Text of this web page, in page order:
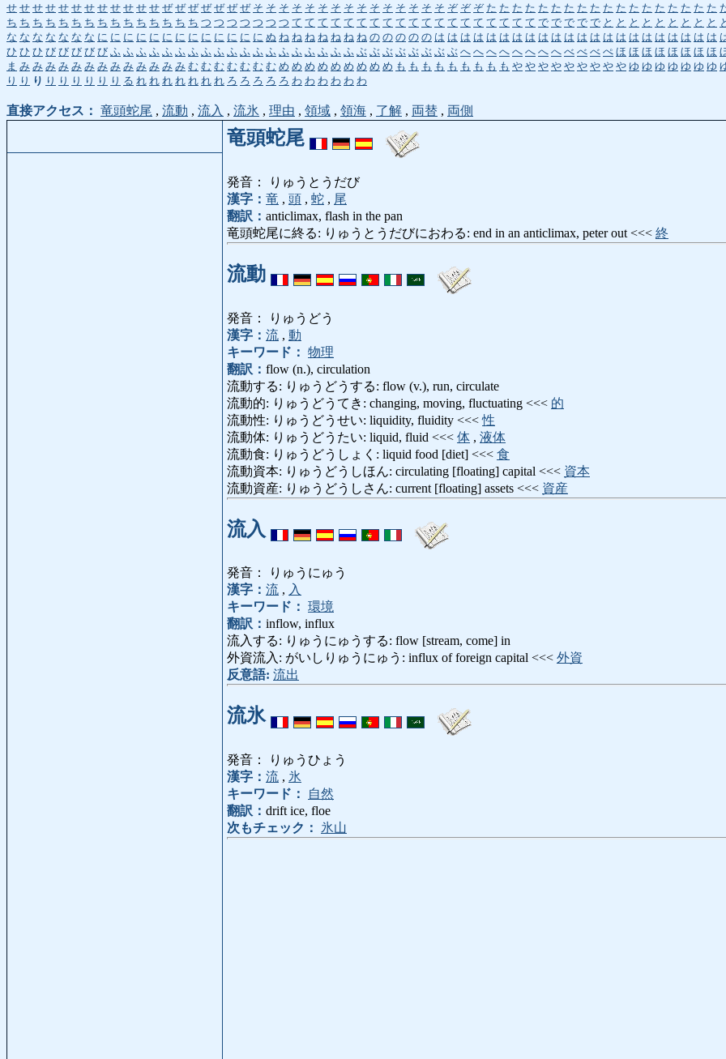
せ せ せ せ せ せ せ せ せ せ せ せ ぜ ぜ ぜ ぜ ぜ ぜ ぜ そ そ そ そ そ そ そ そ そ そ そ そ そ そ そ ぞ ぞ ぞ た た た た た た た た た た た た た た た た た た
ち ち ち ち ち ち ち ち ち ち ち ち ち ち ち つ つ つ つ つ つ つ て て て て て て て て て て て て て て て て て て て で で で で で と と と と と と と と と
な な な な な な な に に に に に に に に に に に に に ぬ ね ね ね ね ね ね ね の の の の の は は は は は は は は は は は は は は は は は は は は は は
ひ ひ ひ び び び び び ふ ふ ふ ふ ふ ふ ふ ふ ふ ふ ふ ふ ふ ふ ふ ふ ふ ふ ふ ぶ ぶ ぶ ぶ ぶ ぶ ぶ ぶ へ へ へ へ へ へ へ へ べ べ べ ぺ ほ ほ ほ ほ ほ ほ ほ ほ
ま み み み み み み み み み み み み み む む む む む む む め め め め め め め め め も も も も も も も も も や や や や や や や や や ゆ ゆ ゆ ゆ ゆ ゆ ゆ
り り り り り り り り り る れ れ れ れ れ れ れ ろ ろ ろ ろ ろ わ わ わ わ わ わ
直接アクセス： 竜頭蛇尾 , 流動 , 流入 , 流氷 , 理由 , 領域 , 領海 , 了解 , 両替 , 両側
竜頭蛇尾
発音： りゅうとうだび
漢字： 竜 , 頭 , 蛇 , 尾
翻訳： anticlimax, flash in the pan
竜頭蛇尾に終る: りゅうとうだびにおわる: end in an anticlimax, peter out <<< 終
流動
発音： りゅうどう
漢字： 流 , 動
キーワード： 物理
翻訳： flow (n.), circulation
流動する: りゅうどうする: flow (v.), run, circulate
流動的: りゅうどうてき: changing, moving, fluctuating <<< 的
流動性: りゅうどうせい: liquidity, fluidity <<<性
流動体: りゅうどうたい: liquid, fluid <<< 体 , 液体
流動食: りゅうどうしょく: liquid food [diet] <<< 食
流動資本: りゅうどうしほん: circulating [floating] capital <<< 資本
流動資産: りゅうどうしさん: current [floating] assets <<< 資産
流入
発音： りゅうにゅう
漢字： 流 , 入
キーワード： 環境
翻訳： inflow, influx
流入する: りゅうにゅうする: flow [stream, come] in
外資流入: がいしりゅうにゅう: influx of foreign capital <<< 外資
反意語: 流出
流氷
発音： りゅうひょう
漢字： 流 , 氷
キーワード：
自然
翻訳： drift ice, floe
次もチェック：
氷山